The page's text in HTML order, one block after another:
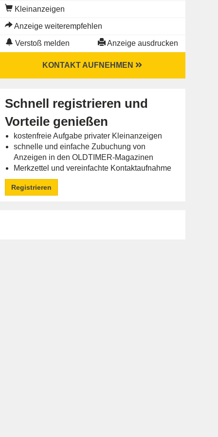
Kleinanzeigen
Anzeige weiterempfehlen
Verstoß melden Anzeige ausdrucken
KONTAKT AUFNEHMEN
Schnell registrieren und
Vorteile genießen
kostenfreie Aufgabe privater Kleinanzeigen
schnelle und einfache Zubuchung von
Anzeigen in den OLDTIMER-Magazinen
Merkzettel und vereinfachte Kontaktaufnahme
Registrieren